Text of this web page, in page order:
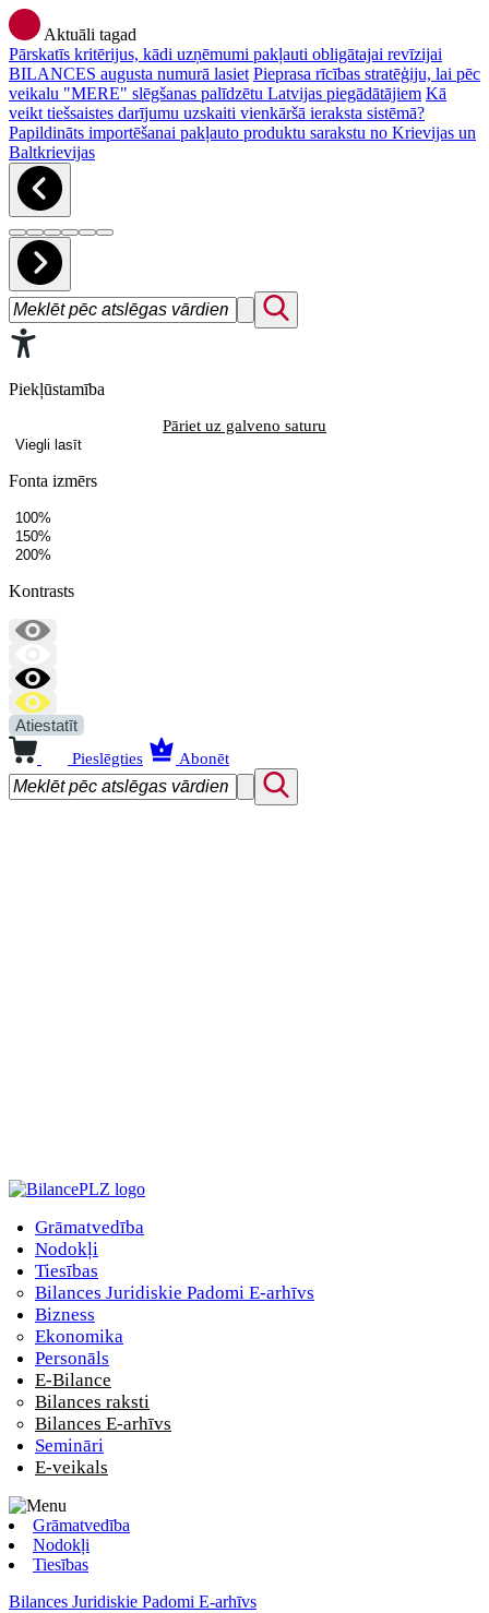
Aktuāli tagad
Pārskatīs kritērijus, kādi uzņēmumi pakļauti obligātajai revīzijai
BILANCES augusta numurā lasiet Pieprasa rīcības stratēģiju, lai pēc
veikalu "MERE" slēgšanas palīdzētu Latvijas piegādātājiem Kā
veikt tiešsaistes darījumu uzskaiti vienkāršā ieraksta sistēmā?
Papildināts importēšanai pakļauto produktu sarakstu no Krievijas un
Baltkrievijas
Piekļūstamība
Pāriet uz galveno saturu
Viegli lasīt
Fonta izmērs
100%
150%
200%
Kontrasts
Atiestatīt
Pieslēgties Abonēt
Grāmatvedība
Nodokļi
Tiesības
Bilances Juridiskie Padomi E-arhīvs
Bizness
Ekonomika
Personāls
E-Bilance
Bilances raksti
Bilances E-arhīvs
Semināri
E-veikals
Grāmatvedība
Nodokļi
Tiesības
Bilances Juridiskie Padomi E-arhīvs